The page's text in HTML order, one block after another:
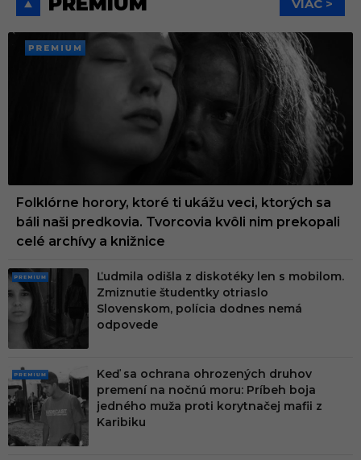
VIAC >
PREMI
Folklórne horory, ktoré ti ukážu veci, ktorých sa
báli naši predkovia. Tvorcovia kvôli nim prekopali
celé archívy a knižnice
PRE
MIU
M
Ľudmila odišla z diskotéky len s mobilom.
Zmiznutie študentky otriaslo
Slovenskom, polícia dodnes nemá
odpovede
PRE
MIU
M
Keď sa ochrana ohrozených druhov
premení na nočnú moru: Príbeh boja
jedného muža proti korytnačej mafii z
Karibiku